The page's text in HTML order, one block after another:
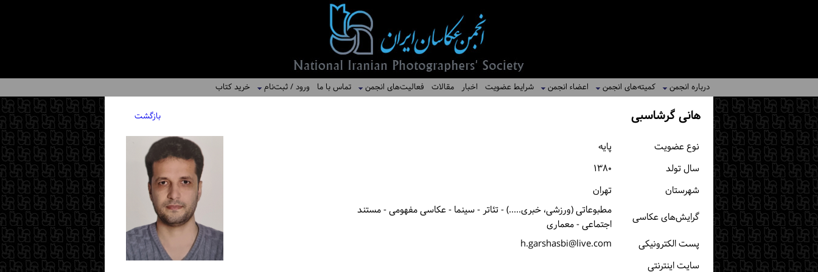
درباره انجمن کمیته‌های انجمن اعضاء انجمن شرایط عضویت اخبار مقالات فعالیت‌های انجمن تماس با ما ورود / ثبت‌نام خرید کتاب
هانی گرشاسبی بازگشت
نوع عضویت
پایه
سال تولد
۱۳۸۰
شهرستان
تهران
گرایش‌های عکاسی
مطبوعاتی (ورزشی، خبری.....) - تئاتر - سینما - عکاسی مفهومی - مستند
اجتماعی - معماری
پست الكترونیكی
h.garshasbi@live.com
سایت اینترنتی